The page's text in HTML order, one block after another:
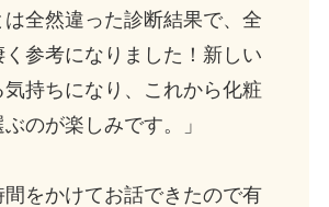
は全然違った診断結果で、全
参考になりました！新しい
気持ちになり、これから化粧
のが楽しみです。」
間をかけてお話できたので有